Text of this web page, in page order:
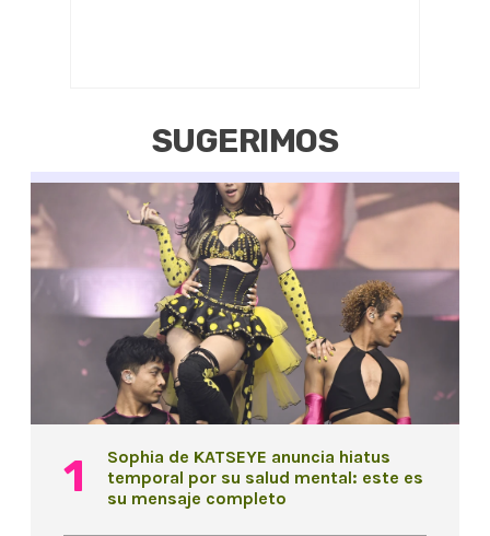
SUGERIMOS
Sophia de KATSEYE anuncia hiatus
temporal por su salud mental: este es
su mensaje completo